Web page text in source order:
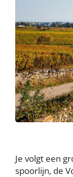
Je volgt een
spoorlijn, de